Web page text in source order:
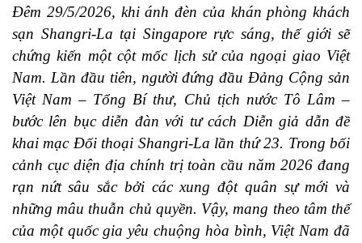
Đêm 29/5/2026, khi ánh đèn của khán phòng khách
sạn Shangri-La tại Singapore rực sáng, thế giới sẽ
chứng kiến một cột mốc lịch sử của ngoại giao Việt
Nam. Lần đầu tiên, người đứng đầu Đảng Cộng sản
Việt Nam – Tổng Bí thư, Chủ tịch nước Tô Lâm –
bước lên bục diễn đàn với tư cách Diễn giả dẫn đề
khai mạc Đối thoại Shangri-La lần thứ 23. Trong bối
cảnh cục diện địa chính trị toàn cầu năm 2026 đang
rạn nứt sâu sắc bởi các xung đột quân sự mới và
những mâu thuẫn chủ quyền. Vậy, mang theo tâm thế
của một quốc gia yêu chuộng hòa bình, Việt Nam đã